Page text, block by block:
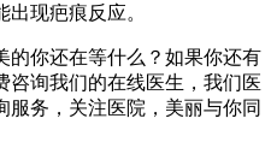
现疤痕反应。
的你还在等什么？如果你还有
咨询我们的在线医生，我们医
务，关注医院，美丽与你同